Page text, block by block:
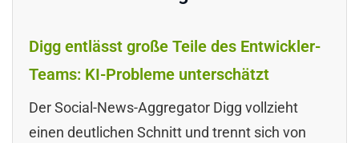
Digg entlässt große Teile des Entwickler-
Teams: KI-Probleme unterschätzt
Der Social-News-Aggregator Digg vollzieht
einen deutlichen Schnitt und trennt sich von